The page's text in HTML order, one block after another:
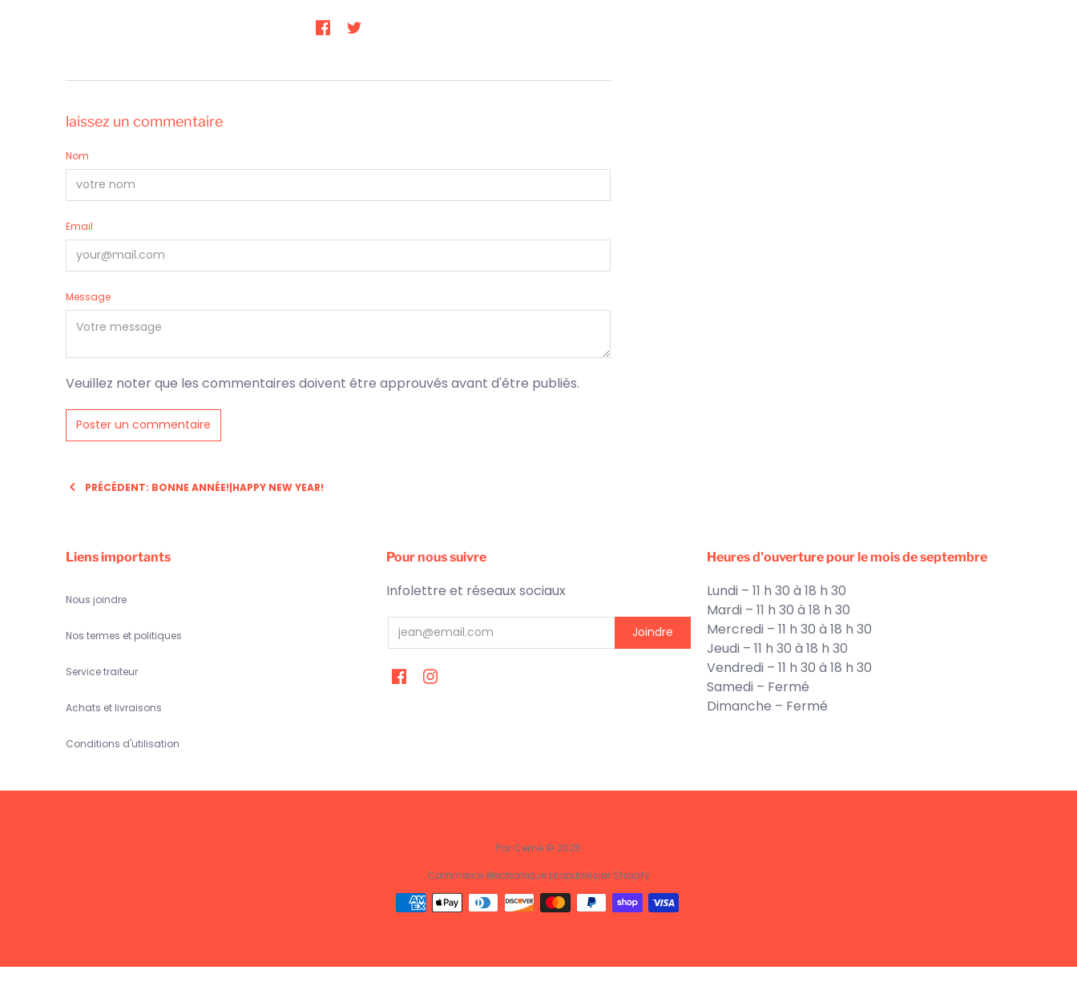
laissez un commentaire
Nom
Email
Message
Veuillez noter que les commentaires doivent être approuvés avant d'être publiés.
PRÉCÉDENT: BONNE ANNÉE!|HAPPY NEW YEAR!
Liens importants
Nous joindre
Nos termes et politiques
Service traiteur
Achats et livraisons
Conditions d'utilisation
Pour nous suivre
Infolettre et réseaux sociaux
Heures d'ouverture pour le mois de septembre
Lundi – 11 h 30 à 18 h 30
Mardi – 11 h 30 à 18 h 30
Mercredi – 11 h 30 à 18 h 30
Jeudi – 11 h 30 à 18 h 30
Vendredi – 11 h 30 à 18 h 30
Samedi – Fermé
Dimanche – Fermé
Par Cemé © 2026
Commerce électronique propulsé par Shopify